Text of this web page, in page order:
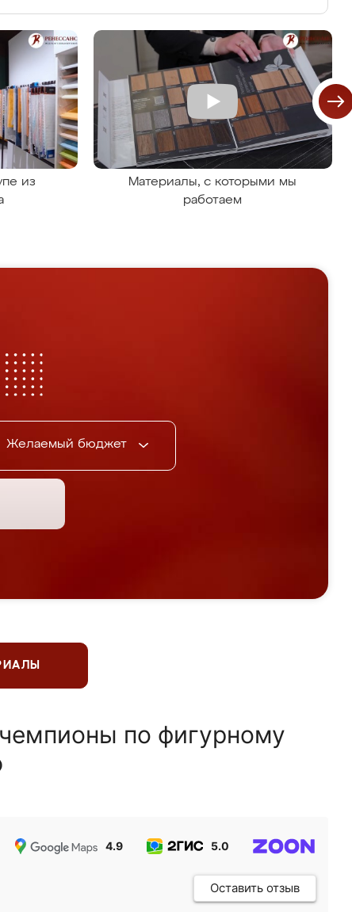
из
Материалы, с которыми мы
работаем
Желаемый бюджет
по фигурному
4.9 5.0
Оставить отзыв